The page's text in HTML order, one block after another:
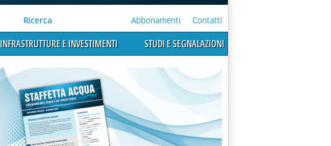
Ricerca Abbonamenti Contatti
INFRASTRUTTURE E INVESTIMENTI STUDI E SEGNALAZIONI